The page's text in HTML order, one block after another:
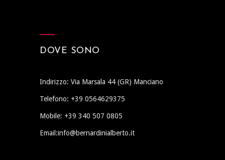
DOVE SONO
Indirizzo: Via Marsala 44 (GR) Manciano
Telefono: +39 0564629375
Mobile: +39 340 507 0805
Email:info@bernardinialberto.it